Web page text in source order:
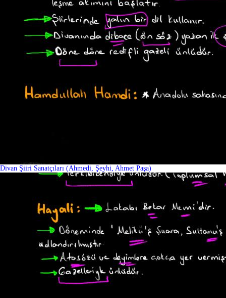
Divan Şiiri Sanatçıları (Ahmedi, Şeyhi, Ahmet Paşa)